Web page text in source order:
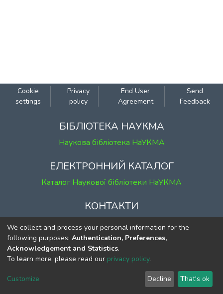
Cookie
settings
Privacy
policy
End User
Agreement
Send
Feedback
БІБЛІОТЕКА НАУКМА
Наукова бібліотека НаУКМА
ЕЛЕКТРОННИЙ КАТАЛОГ
Каталог Наукової бібліотеки НаУКМА
КОНТАКТИ
м. Київ, вул. Григорія Сковороди, 2
к. 1, к. 120
тел. (044) 463-69-31
ekmair@ukma.edu.ua
We collect and process your personal information for the
following purposes: Authentication, Preferences,
Acknowledgement and Statistics.
To learn more, please read our privacy policy.
Customize Decline That's ok